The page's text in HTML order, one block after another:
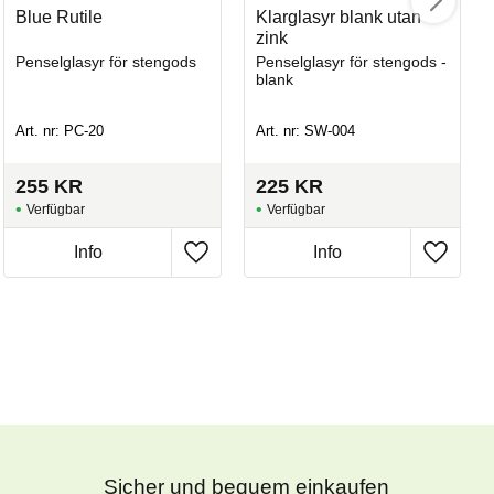
Blue Rutile
Penselglasyr för stengods
Art. nr: PC-20
255 KR
Klarglasyr blank utan
zink
Penselglasyr för stengods -
blank
Art. nr: SW-004
225 KR
Sicher und bequem einkaufen